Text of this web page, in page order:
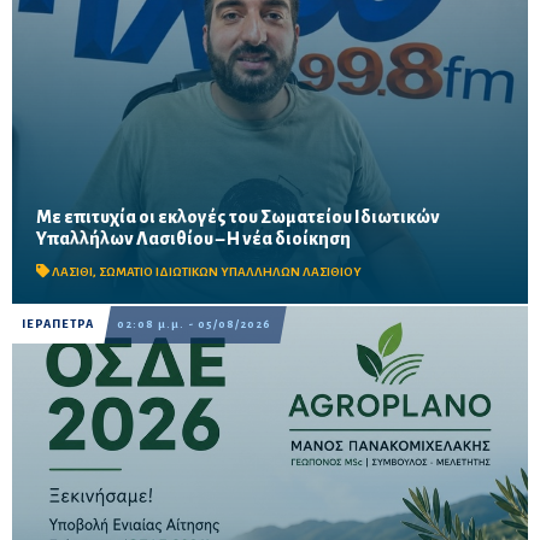
Με επιτυχία οι εκλογές του Σωματείου Ιδιωτικών
Υπαλλήλων Λασιθίου – Η νέα διοίκηση
ΛΑΣΙΘΙ, ΣΩΜΑΤΙΟ ΙΔΙΩΤΙΚΩΝ ΥΠΑΛΛΗΛΩΝ ΛΑΣΙΘΙΟΥ
Μαζική συμμετοχή εργαζομένων στις εκλογικές διαδικασίες σε
Άγιο Νικόλαο, Σητεία και Ιεράπετρα – Στο επίκεντρο οι
διεκδικήσεις για εργασιακά δικαιώματα, αυξήσεις...
ΙΕΡΑΠΕΤΡΑ 02:08 μ.μ. - 05/08/2026